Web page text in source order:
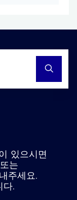
있으시면
는
주세요.
다.